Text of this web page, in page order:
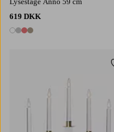
619 DKK
4 farver